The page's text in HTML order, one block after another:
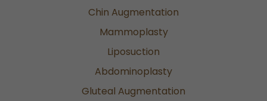
Chin Augmentation
Mammoplasty
Liposuction
Abdominoplasty
Gluteal Augmentation